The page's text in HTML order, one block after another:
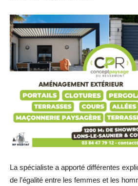
La spécialiste a apporté différentes
de l’égalité entre les femmes et les